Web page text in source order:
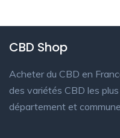
CBD Shop
Acheter du CBD en
des variétés CBD les
département et